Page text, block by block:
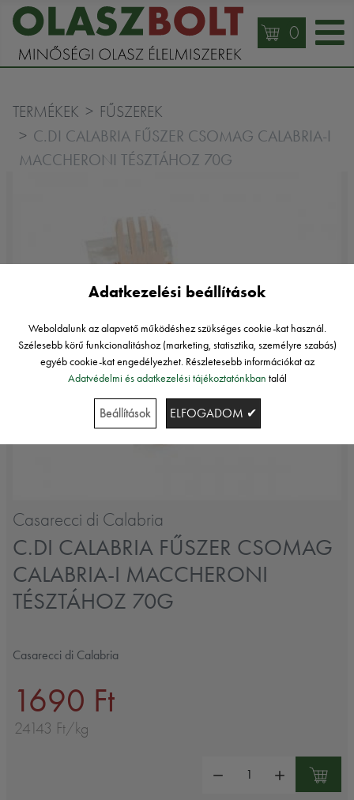
0
TERMÉKEK FŰSZEREK
C.DI CALABRIA FŰSZER CSOMAG CALABRIA-I
MACCHERONI TÉSZTÁHOZ 70G
Casarecci di Calabria
C.DI CALABRIA FŰSZER CSOMAG
CALABRIA-I MACCHERONI
TÉSZTÁHOZ 70G
Casarecci di Calabria
1690 Ft
24143 Ft/kg
Adatkezelési beállítások
Weboldalunk az alapvető működéshez szükséges cookie-kat használ.
Szélesebb körű funkcionalitáshoz (marketing, statisztika, személyre szabás)
egyéb cookie-kat engedélyezhet. Részletesebb információkat az
Adatvédelmi és adatkezelési tájékoztatónkban talál
Beállítások ELFOGADOM ✔